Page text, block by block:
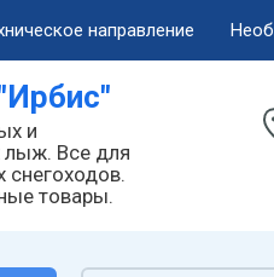
Гонщикам
Все для
направление
и
лыж. Все для
снегоходов.
товары.